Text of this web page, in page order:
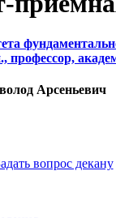
профессор,
Арсеньевич
вопрос декану